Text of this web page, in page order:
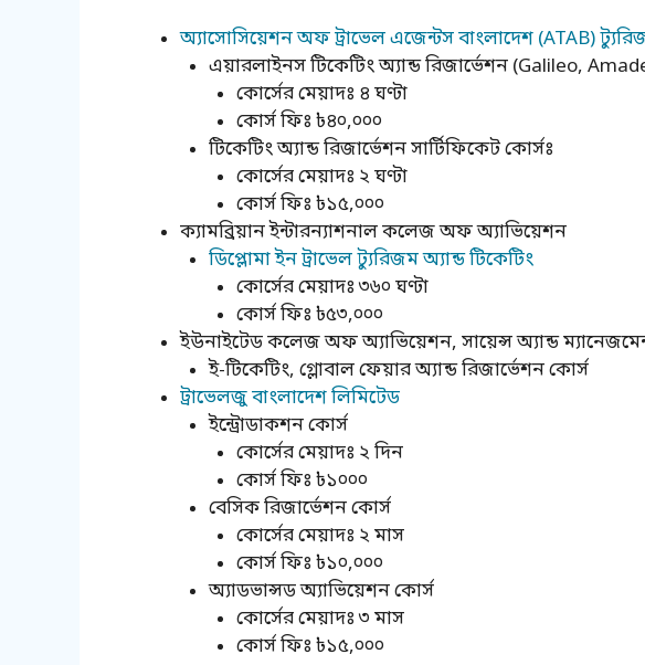
অ্যাসোসিয়েশন অফ ট্রাভেল এজেন্টস বাংলাদেশ (ATAB)
এয়ারলাইনস টিকেটিং অ্যান্ড রিজার্ভেশন (Galileo,
কোর্সের মেয়াদঃ ৪ ঘণ্টা
কোর্স ফিঃ ৳৪০,০০০
টিকেটিং অ্যান্ড রিজার্ভেশন সার্টিফিকেট কোর্সঃ
কোর্সের মেয়াদঃ ২ ঘণ্টা
কোর্স ফিঃ ৳১৫,০০০
ক্যামব্রিয়ান ইন্টারন্যাশনাল কলেজ অফ অ্যাভিয়েশন
ডিপ্লোমা ইন ট্রাভেল ট্যুরিজম অ্যান্ড টিকেটিং
কোর্সের মেয়াদঃ ৩৬০ ঘণ্টা
কোর্স ফিঃ ৳৫৩,০০০
ইউনাইটেড কলেজ অফ অ্যাভিয়েশন, সায়েন্স অ্যান্ড
ই-টিকেটিং, গ্লোবাল ফেয়ার অ্যান্ড রিজার্ভেশন কোর্স
ট্রাভেলজু বাংলাদেশ লিমিটেড
ইন্ট্রোডাকশন কোর্স
কোর্সের মেয়াদঃ ২ দিন
কোর্স ফিঃ ৳১০০০
বেসিক রিজার্ভেশন কোর্স
কোর্সের মেয়াদঃ ২ মাস
কোর্স ফিঃ ৳১০,০০০
অ্যাডভান্সড অ্যাভিয়েশন কোর্স
কোর্সের মেয়াদঃ ৩ মাস
কোর্স ফিঃ ৳১৫,০০০